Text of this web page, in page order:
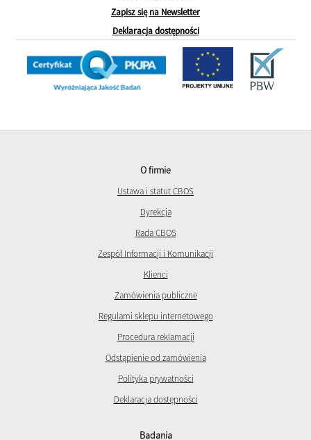
Zapisz się na Newsletter
Deklaracja dostępności
O firmie
Ustawa i statut CBOS
Dyrekcja
Rada CBOS
Zespół Informacji i Komunikacji
Klienci
Zamówienia publiczne
Regulami sklepu internetowego
Procedura reklamacji
Odstąpienie od zamówienia
Polityka prywatności
Deklaracja dostępności
Badania